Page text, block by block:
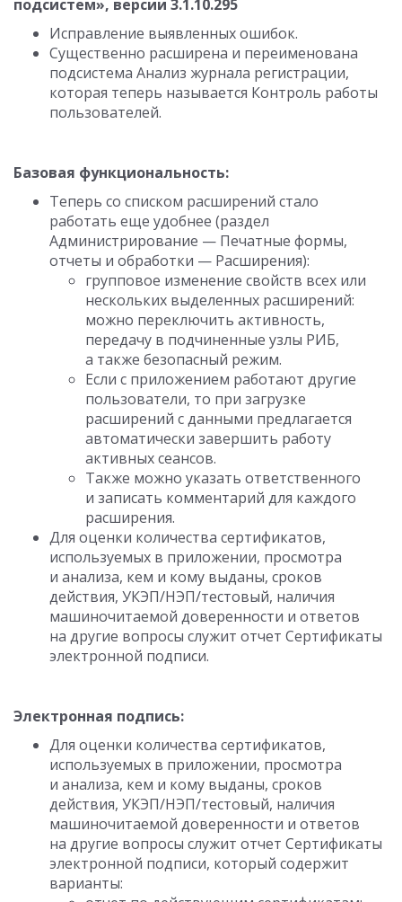
подсистем», версии 3.1.10.295
Исправление выявленных ошибок.
Существенно расширена и переименована
подсистема Анализ журнала регистрации,
которая теперь называется Контроль работы
пользователей.
Базовая функциональность:
Теперь со списком расширений стало
работать еще удобнее (раздел
Администрирование — Печатные формы,
отчеты и обработки — Расширения):
групповое изменение свойств всех или
нескольких выделенных расширений:
можно переключить активность,
передачу в подчиненные узлы РИБ,
а также безопасный режим.
Если с приложением работают другие
пользователи, то при загрузке
расширений с данными предлагается
автоматически завершить работу
активных сеансов.
Также можно указать ответственного
и записать комментарий для каждого
расширения.
Для оценки количества сертификатов,
используемых в приложении, просмотра
и анализа, кем и кому выданы, сроков
действия, УКЭП/НЭП/тестовый, наличия
машиночитаемой доверенности и ответов
на другие вопросы служит отчет Сертификаты
электронной подписи.
Электронная подпись:
Для оценки количества сертификатов,
используемых в приложении, просмотра
и анализа, кем и кому выданы, сроков
действия, УКЭП/НЭП/тестовый, наличия
машиночитаемой доверенности и ответов
на другие вопросы служит отчет Сертификаты
электронной подписи, который содержит
варианты: